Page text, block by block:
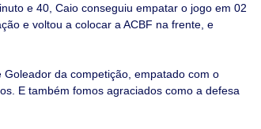
e 40, Caio conseguiu empatar o jogo em 02
e voltou a colocar a ACBF na frente, e
da competição, empatado com o
E também fomos agraciados como a defesa